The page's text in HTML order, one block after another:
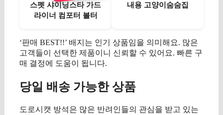
스펫 샤이닝스타 가드
라이너 컴포터 볼터
내용 고양이숨숨집
‘판매 BEST!!’ 배지는 인기 상품임을 의미해요. 많은
고객들이 선택한 제품이니 신뢰할 수 있어요. 빠른 구
매 결정에 도움이 됩니다.
당일 배송 가능한 상품
도로시캣 방석은 많은 반려인들의 관심을 받고 있는